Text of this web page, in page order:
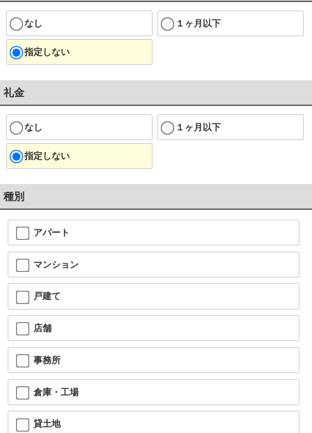
なし １ヶ月以下
指定しない
礼金
なし １ヶ月以下
指定しない
種別
アパート
マンション
戸建て
店舗
事務所
倉庫・工場
貸土地